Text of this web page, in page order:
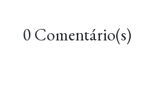
0 Comentário(s)